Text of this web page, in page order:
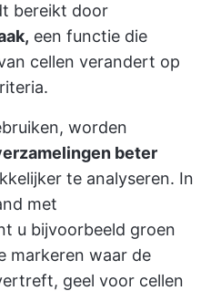
bereikt door
een functie die
cellen verandert op
worden
beter
te analyseren. In
met
u bijvoorbeeld groen
markeren waar de
geel voor cellen